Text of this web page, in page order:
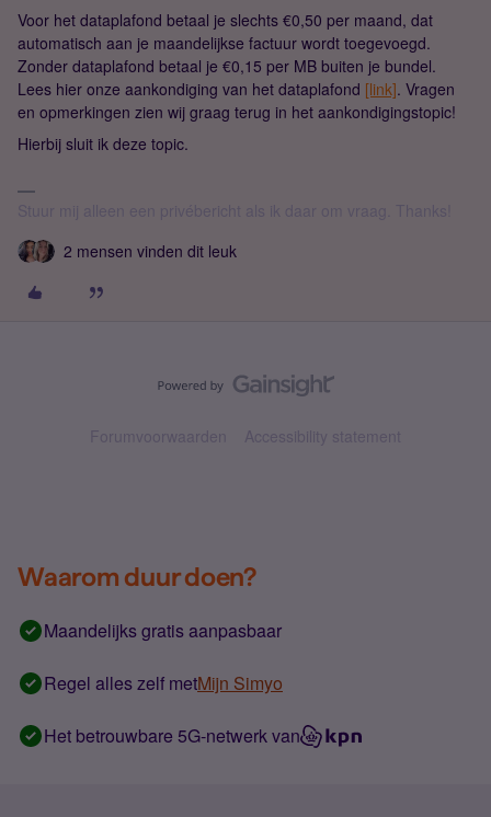
Voor het dataplafond betaal je slechts €0,50 per maand, dat
automatisch aan je maandelijkse factuur wordt toegevoegd.
Zonder dataplafond betaal je €0,15 per MB buiten je bundel.
Lees hier onze aankondiging van het dataplafond [link]. Vragen
en opmerkingen zien wij graag terug in het aankondigingstopic!
Hierbij sluit ik deze topic.
2 mensen vinden dit leuk
Forumvoorwaarden Accessibility statement
Waarom duur doen?
Maandelijks gratis aanpasbaar
Regel alles zelf metMijn Simyo
Het betrouwbare 5G-netwerk van